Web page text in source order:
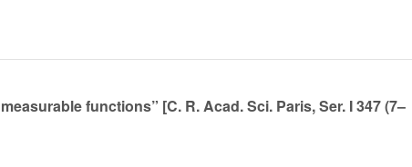
functions” [C. R. Acad. Sci. Paris, Ser. I 347 (7–